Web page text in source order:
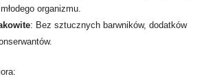
organizmu.
: Bez sztucznych barwników, dodatków